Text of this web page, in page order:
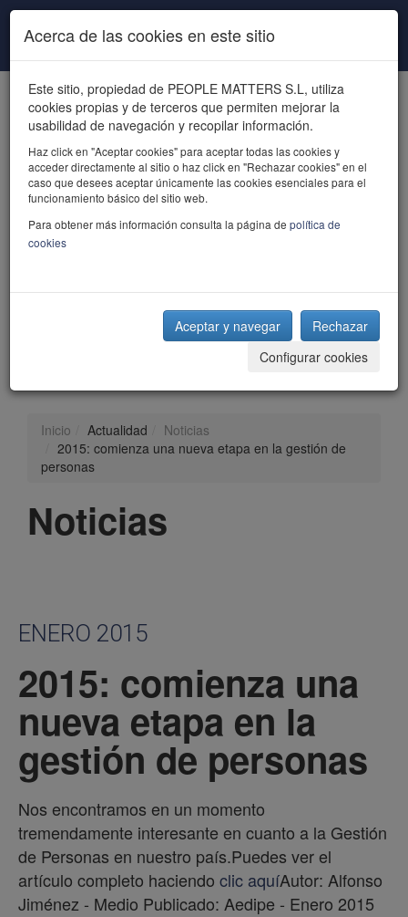
Pasar al contenido principal
powered by talent
Inicio Actualidad
Noticias
2015: comienza una nueva etapa en la gestión de
personas
Noticias
ENERO 2015
2015: comienza una
nueva etapa en la
gestión de personas
Nos encontramos en un momento
tremendamente interesante en cuanto a la Gestión
de Personas en nuestro país.Puedes ver el
artículo completo haciendo clic aquíAutor: Alfonso
Jiménez - Medio Publicado: Aedipe - Enero 2015
Acerca de las cookies en este sitio
Este sitio, propiedad de PEOPLE MATTERS S.L, utiliza
cookies propias y de terceros que permiten mejorar la
usabilidad de navegación y recopilar información.
Haz click en "Aceptar cookies" para aceptar todas las cookies y
acceder directamente al sitio o haz click en "Rechazar cookies" en el
caso que desees aceptar únicamente las cookies esenciales para el
funcionamiento básico del sitio web.
Para obtener más información consulta la página de política de
cookies
Aceptar y navegar
Rechazar
Configurar cookies